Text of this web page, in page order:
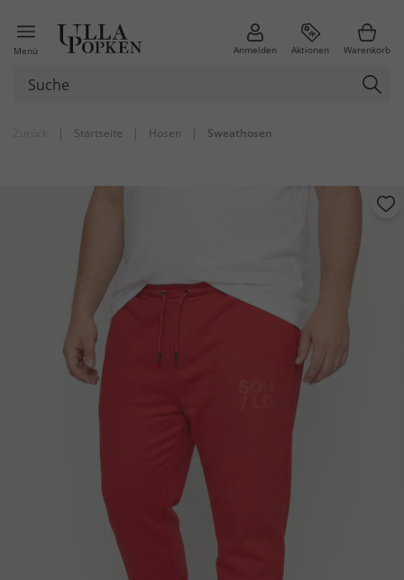
Menü Anmelden Aktionen Warenkorb
| Startseite | Hosen | Sweathosen